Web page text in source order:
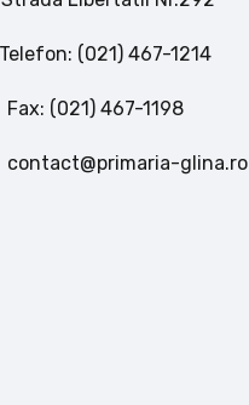
Telefon: (021) 467-1214
Fax: (021) 467-1198
contact@primaria-glina.ro